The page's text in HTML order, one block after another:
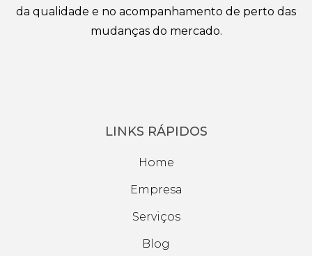
da qualidade e no acompanhamento de perto das
mudanças do mercado.
LINKS RÁPIDOS
Home
Empresa
Serviços
Blog